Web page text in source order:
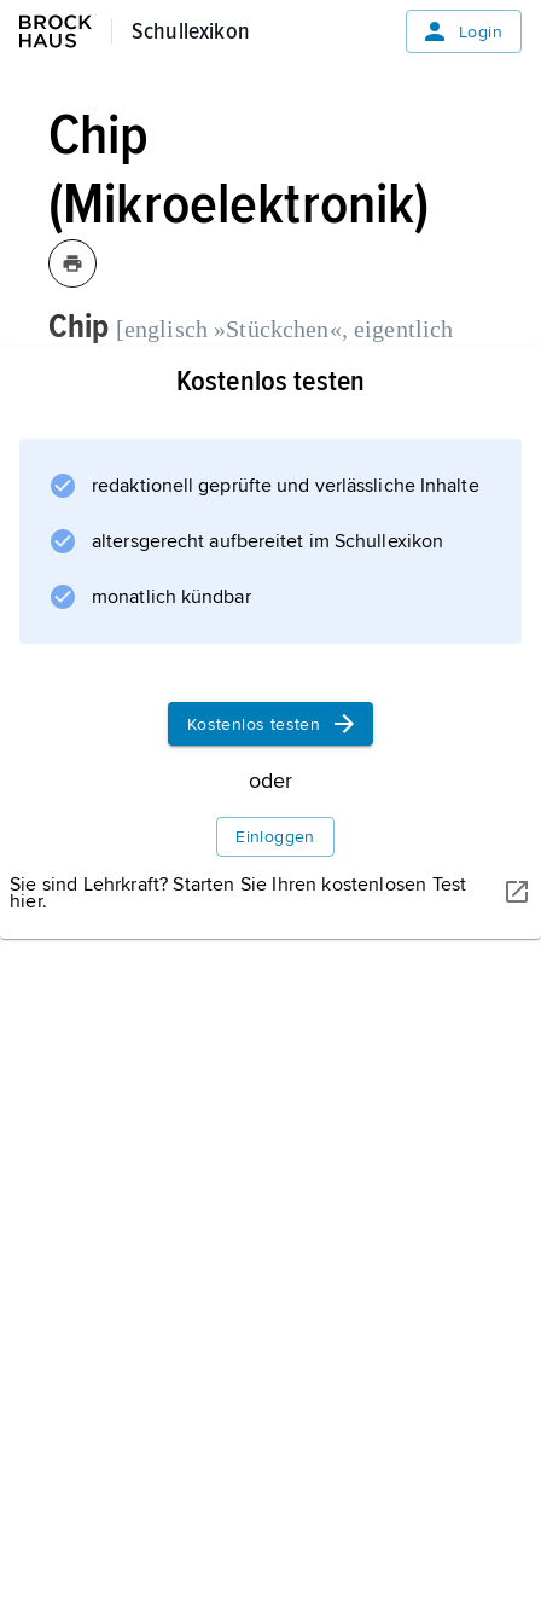
Schullexikon
Schullexikon Login
Chip
(Mikroelektronik)
Chip [englisch »Stückchen«, eigentlich
»Schnipsel« oder »Splitter«], Bezeichnung
Dicke etwa 0,1 mm und weniger).
SUNSHINE SEEDS/SHUTTERSTOCK
Mikrochipssteuern Computer, Handys und Flachbildschirme,
Kostenlos testen
redaktionell geprüfte und verlässliche Inhalte
altersgerecht aufbereitet im Schullexikon
monatlich kündbar
Kostenlos testen
oder
Einloggen
Sie sind Lehrkraft? Starten Sie Ihren kostenlosen Test
hier.